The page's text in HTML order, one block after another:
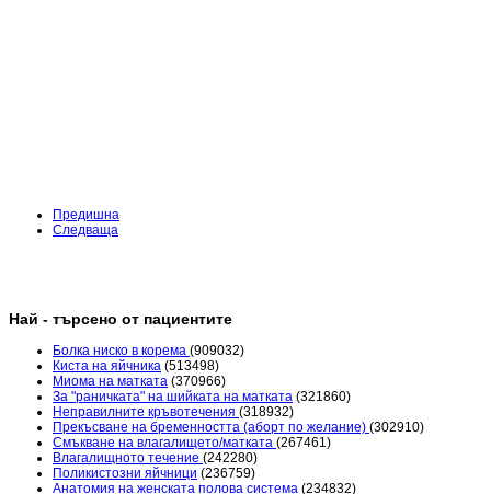
Предишна
Следваща
Най - търсено от пациентите
Болка ниско в корема (909032)
Киста на яйчника (513498)
Миома на матката (370966)
За "раничката" на шийката на матката (321860)
Неправилните кръвотечения (318932)
Прекъсване на бременността (аборт по желание) (302910)
Смъкване на влагалището/матката (267461)
Влагалищното течение (242280)
Поликистозни яйчници (236759)
Анатомия на женската полова система (234832)